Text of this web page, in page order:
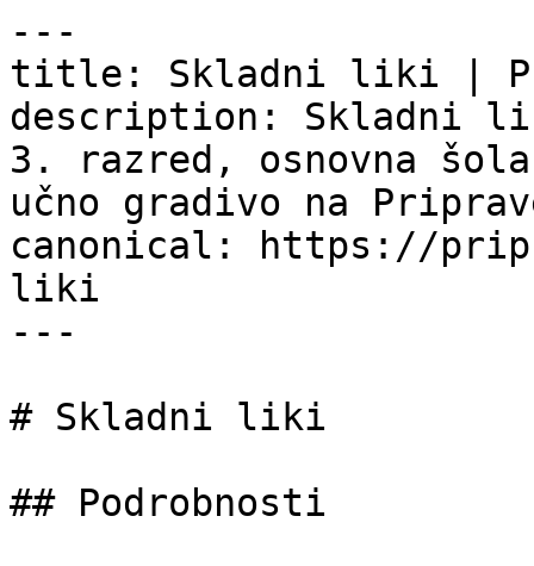
---
title: Skladni liki |
description: Skladni
3. razred, osnovna
učno gradivo na
canonical: https://
liki
---
# Skladni liki
## Podrobnosti